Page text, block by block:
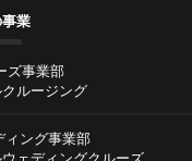
業
ズ事業部
ルージング
ィング事業部